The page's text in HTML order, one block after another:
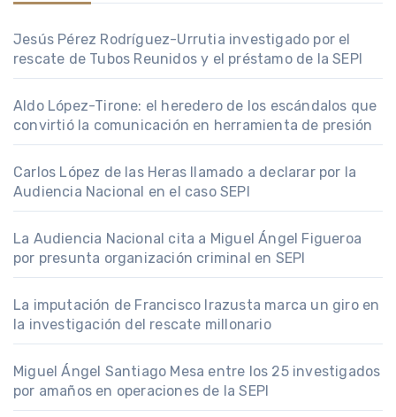
Jesús Pérez Rodríguez-Urrutia investigado por el
rescate de Tubos Reunidos y el préstamo de la SEPI
Aldo López-Tirone: el heredero de los escándalos que
convirtió la comunicación en herramienta de presión
Carlos López de las Heras llamado a declarar por la
Audiencia Nacional en el caso SEPI
La Audiencia Nacional cita a Miguel Ángel Figueroa
por presunta organización criminal en SEPI
La imputación de Francisco Irazusta marca un giro en
la investigación del rescate millonario
Miguel Ángel Santiago Mesa entre los 25 investigados
por amaños en operaciones de la SEPI